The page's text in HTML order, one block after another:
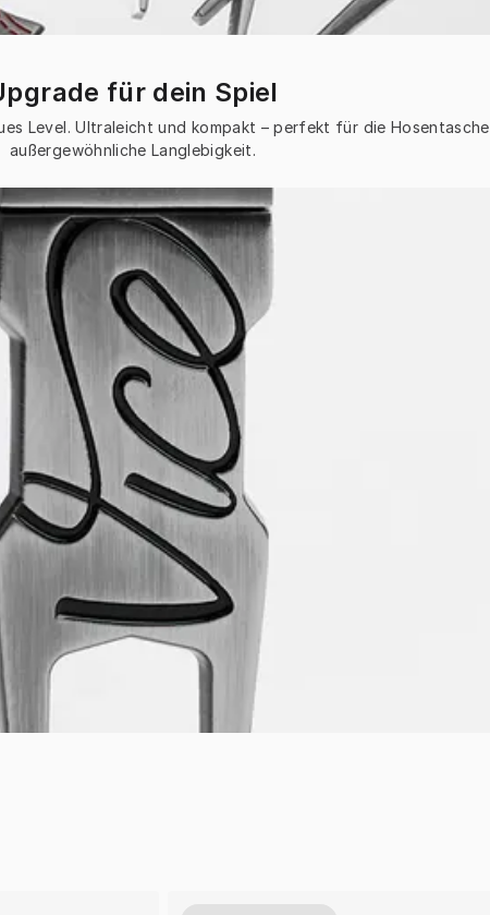
für dein Spiel
Level. Ultraleicht und kompakt – perfekt für die
außergewöhnliche Langlebigkeit.